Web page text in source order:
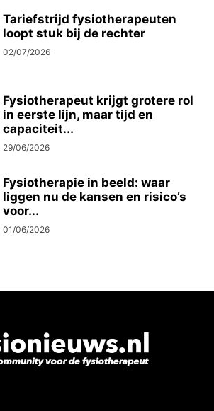
Tariefstrijd fysiotherapeuten
loopt stuk bij de rechter
02/07/2026
Fysiotherapeut krijgt grotere rol
in eerste lijn, maar tijd en
capaciteit...
29/06/2026
Fysiotherapie in beeld: waar
liggen nu de kansen en risico’s
voor...
01/06/2026